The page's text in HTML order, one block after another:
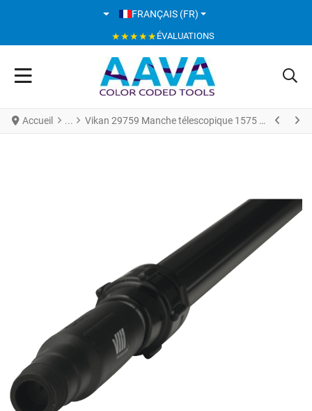
SÉLECTIONNEZ VOTRE LANGUE
FRANÇAIS (FR)
★★★★★ÉVALUATIONS
Accueil Vikan 29759 Manche télescopique 1575 - 2780 mm Ø32 mm Noir